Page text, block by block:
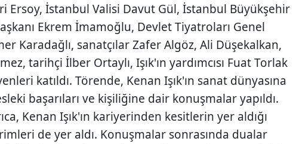
Ersoy, İstanbul Valisi Davut Gül, İstanbul Büyükşehir
Ekrem İmamoğlu, Devlet Tiyatroları Genel
Karadağlı, sanatçılar Zafer Algöz, Ali Düşekalkan,
tarihçi İlber Ortaylı, Işık'ın yardımcısı Fuat Torlak
katıldı. Törende, Kenan Işık'ın sanat dünyasına
başarıları ve kişiliğine dair konuşmalar yapıldı.
Kenan Işık'ın kariyerinden kesitlerin yer aldığı
de yer aldı. Konuşmalar sonrasında dualar